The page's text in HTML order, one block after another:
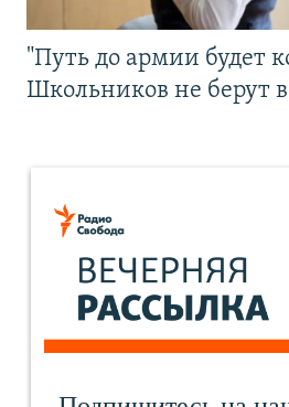
"Путь до армии будет
Школьников не берут